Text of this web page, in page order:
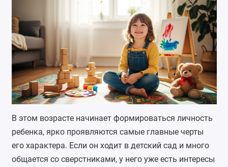
В этом возрасте начинает формироваться личность
ребенка, ярко проявляются самые главные черты
его характера. Если он ходит в детский сад и много
общается со сверстниками, у него уже есть интересы